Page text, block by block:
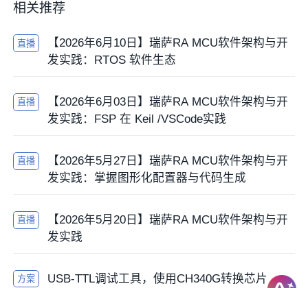
相关推荐
直播
【2026年6月10日】瑞萨RA MCU软件架构与开
发实践：RTOS 软件生态
直播
【2026年6月03日】瑞萨RA MCU软件架构与开
发实践：FSP 在 Keil /VSCode实践
直播
【2026年5月27日】瑞萨RA MCU软件架构与开
发实践：掌握图形化配置器与代码生成
直播
【2026年5月20日】瑞萨RA MCU软件架构与开
发实践
方案 USB-TTL调试工具，使用CH340G转换芯片